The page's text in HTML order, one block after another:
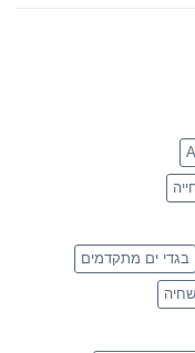
בגדי ים מתקדמים